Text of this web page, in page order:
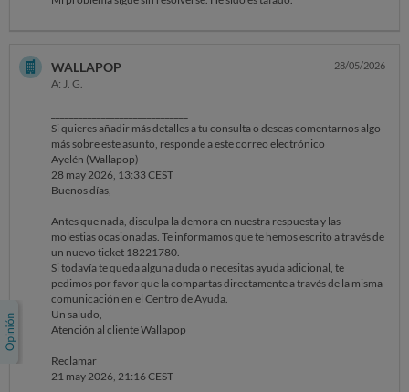
centro de ayuda que gestionó tu caso para que se revise de forma
Reclamar
WALLAPOP
A: J. G.
28/05/2026
Si quieres añadir más detalles a tu consulta o deseas comentarnos algo
más sobre este asunto, responde a este correo electrónico
Ayelén (Wallapop)
28 may 2026, 13:33 CEST
Buenos días,
Antes que nada, disculpa la demora en nuestra respuesta y las
molestias ocasionadas. Te informamos que te hemos escrito a través de
un nuevo ticket 18221780.
Si todavía te queda alguna duda o necesitas ayuda adicional, te
pedimos por favor que la compartas directamente a través de la misma
comunicación en el Centro de Ayuda.
Un saludo,
Atención al cliente Wallapop
Reclamar
21 may 2026, 21:16 CEST